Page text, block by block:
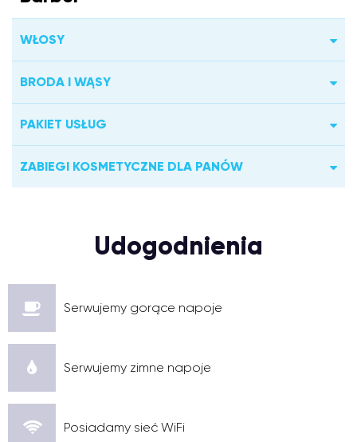
WŁOSY
BRODA I WĄSY
PAKIET USŁUG
ZABIEGI KOSMETYCZNE DLA PANÓW
Udogodnienia
Serwujemy gorące napoje
Serwujemy zimne napoje
Posiadamy sieć WiFi